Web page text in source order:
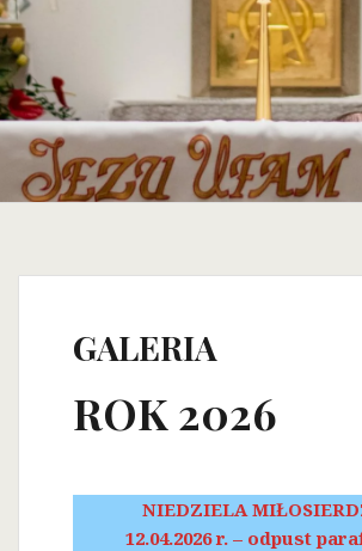
GALERIA
ROK 2026
NIEDZIELA
12.04.2026 r. – odpust